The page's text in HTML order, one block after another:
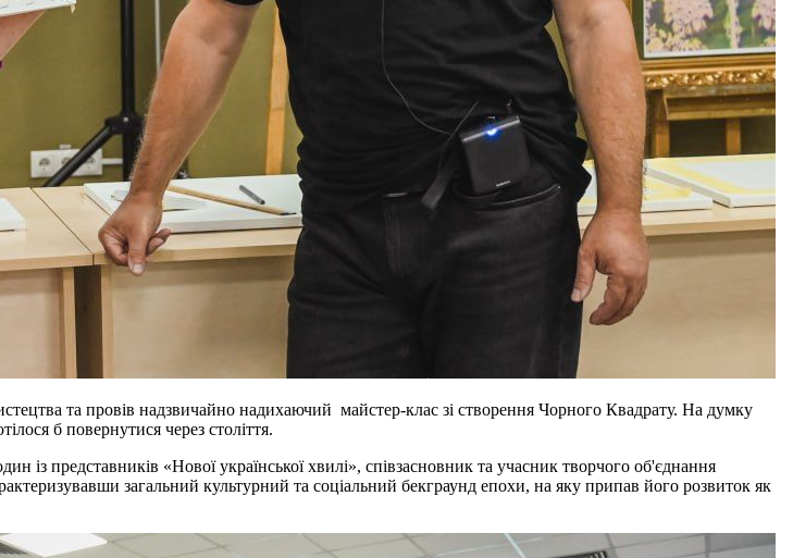
та провів надзвичайно надихаючий майстер-клас зі створення Чорного Квадрату. На думку
б повернутися через століття.
із представників «Нової української хвилі», співзасновник та учасник творчого об'єднання
загальний культурний та соціальний бекграунд епохи, на яку припав його розвиток як